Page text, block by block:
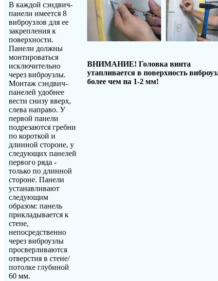
В каждой сэндвич-
панели имеется 8
виброузлов для ее
закрепления к
поверхности.
Панели должны
монтироваться
исключительно
через виброузлы.
Монтаж сэндвич-
панелей удобнее
вести снизу вверх,
слева направо. У
первой панели
подрезаются гребни
по короткой и
длинной стороне, у
следующих панелей
первого ряда -
только по длинной
стороне. Панели
устанавливают
следующим
образом: панель
прикладывается к
стене,
непосредственно
через виброузлы
просверливаются
отверстия в стене/
потолке глубиной
60 мм.
ВНИМАНИЕ! Головка винта
утапливается в поверхность
более чем на 1-2 мм!